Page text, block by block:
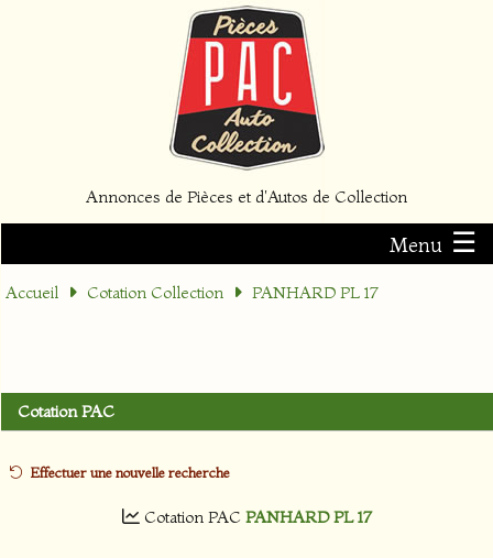
Annonces de Pièces et d'Autos de Collection
Menu ☰
Accueil Cotation Collection PANHARD PL 17
Cotation PAC
Effectuer une nouvelle recherche
Cotation PAC PANHARD PL 17